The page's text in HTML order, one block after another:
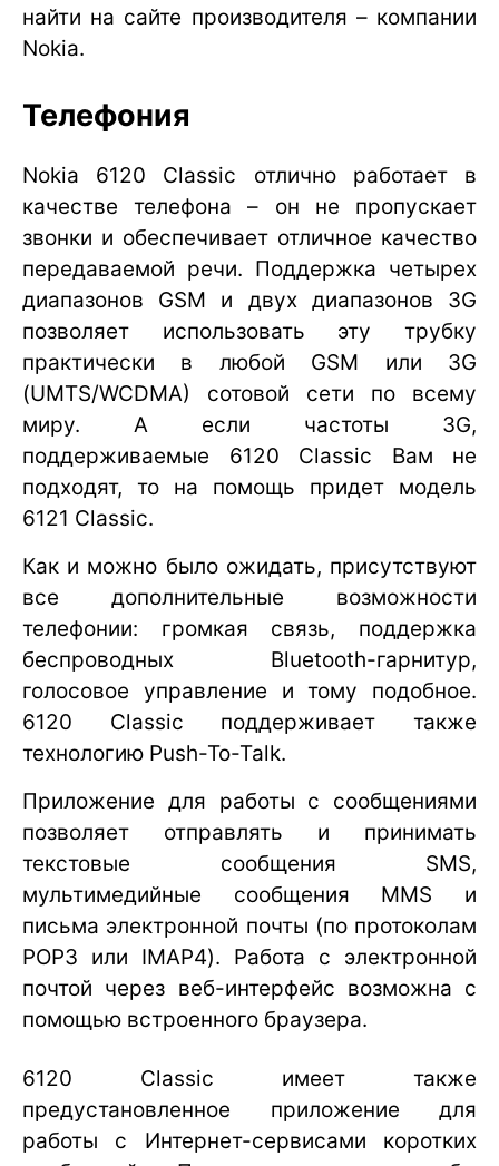
найти на сайте производителя – компании
Nokia.
Телефония
Nokia 6120 Classic отлично работает в
качестве телефона – он не пропускает
звонки и обеспечивает отличное качество
передаваемой речи. Поддержка четырех
диапазонов GSM и двух диапазонов 3G
позволяет использовать эту трубку
практически в любой GSM или 3G
(UMTS/WCDMA) сотовой сети по всему
миру. А если частоты 3G,
поддерживаемые 6120 Classic Вам не
подходят, то на помощь придет модель
6121 Classic.
Как и можно было ожидать, присутствуют
все дополнительные возможности
телефонии: громкая связь, поддержка
беспроводных Bluetooth-гарнитур,
голосовое управление и тому подобное.
6120 Classic поддерживает также
технологию Push-To-Talk.
Приложение для работы с сообщениями
позволяет отправлять и принимать
текстовые сообщения SMS,
мультимедийные сообщения MMS и
письма электронной почты (по протоколам
POP3 или IMAP4). Работа с электронной
почтой через веб-интерфейс возможна с
помощью встроенного браузера.
6120 Classic имеет также
предустановленное приложение для
работы с Интернет-сервисами коротких